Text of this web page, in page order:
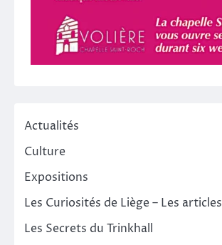
Actualités
Culture
Expositions
Les Curiosités de Liège – Les articles
Les Secrets du Trinkhall